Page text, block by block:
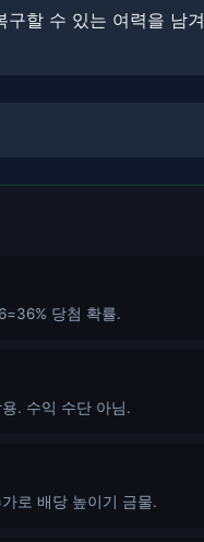
할 수 있는 여력을
당첨 확률.
. 수익 수단 아님.
로 배당 높이기 금물.